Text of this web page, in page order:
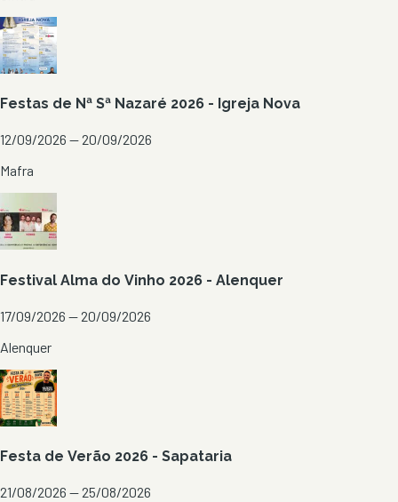
Festas de Nª Sª Nazaré 2026 - Igreja Nova
12/09/2026 — 20/09/2026
Mafra
Festival Alma do Vinho 2026 - Alenquer
17/09/2026 — 20/09/2026
Alenquer
Festa de Verão 2026 - Sapataria
21/08/2026 — 25/08/2026